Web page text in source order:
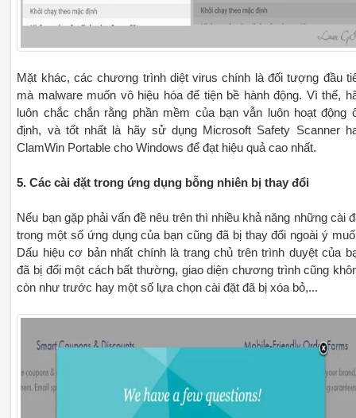
Mặt khác, các chương trình diệt virus chính là đối tượng đầu
mà malware muốn vô hiệu hóa để tiện bề hành động. Vì thế,
luôn chắc chắn rằng phần mềm của bạn vẫn luôn hoạt động
định, và tốt nhất là hãy sử dụng Microsoft Safety Scanner
ClamWin Portable cho Windows để đạt hiệu quả cao nhất.
5. Các cài đặt trong ứng dụng bỗng nhiên bị thay đổi
Nếu bạn gặp phải vấn đề nêu trên thì nhiều khả năng những cài
trong một số ứng dụng của bạn cũng đã bị thay đổi ngoài ý
Dấu hiệu cơ bản nhất chính là trang chủ trên trình duyệt của
đã bị đổi một cách bất thường, giao diện chương trình cũng
còn như trước hay một số lựa chọn cài đặt đã bị xóa bỏ,...